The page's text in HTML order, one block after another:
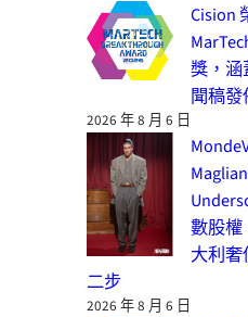
Cision
獎，涵
聞稿發
2026 年 8 月 6 日
數股權
大利
二步
2026 年 8 月 6 日